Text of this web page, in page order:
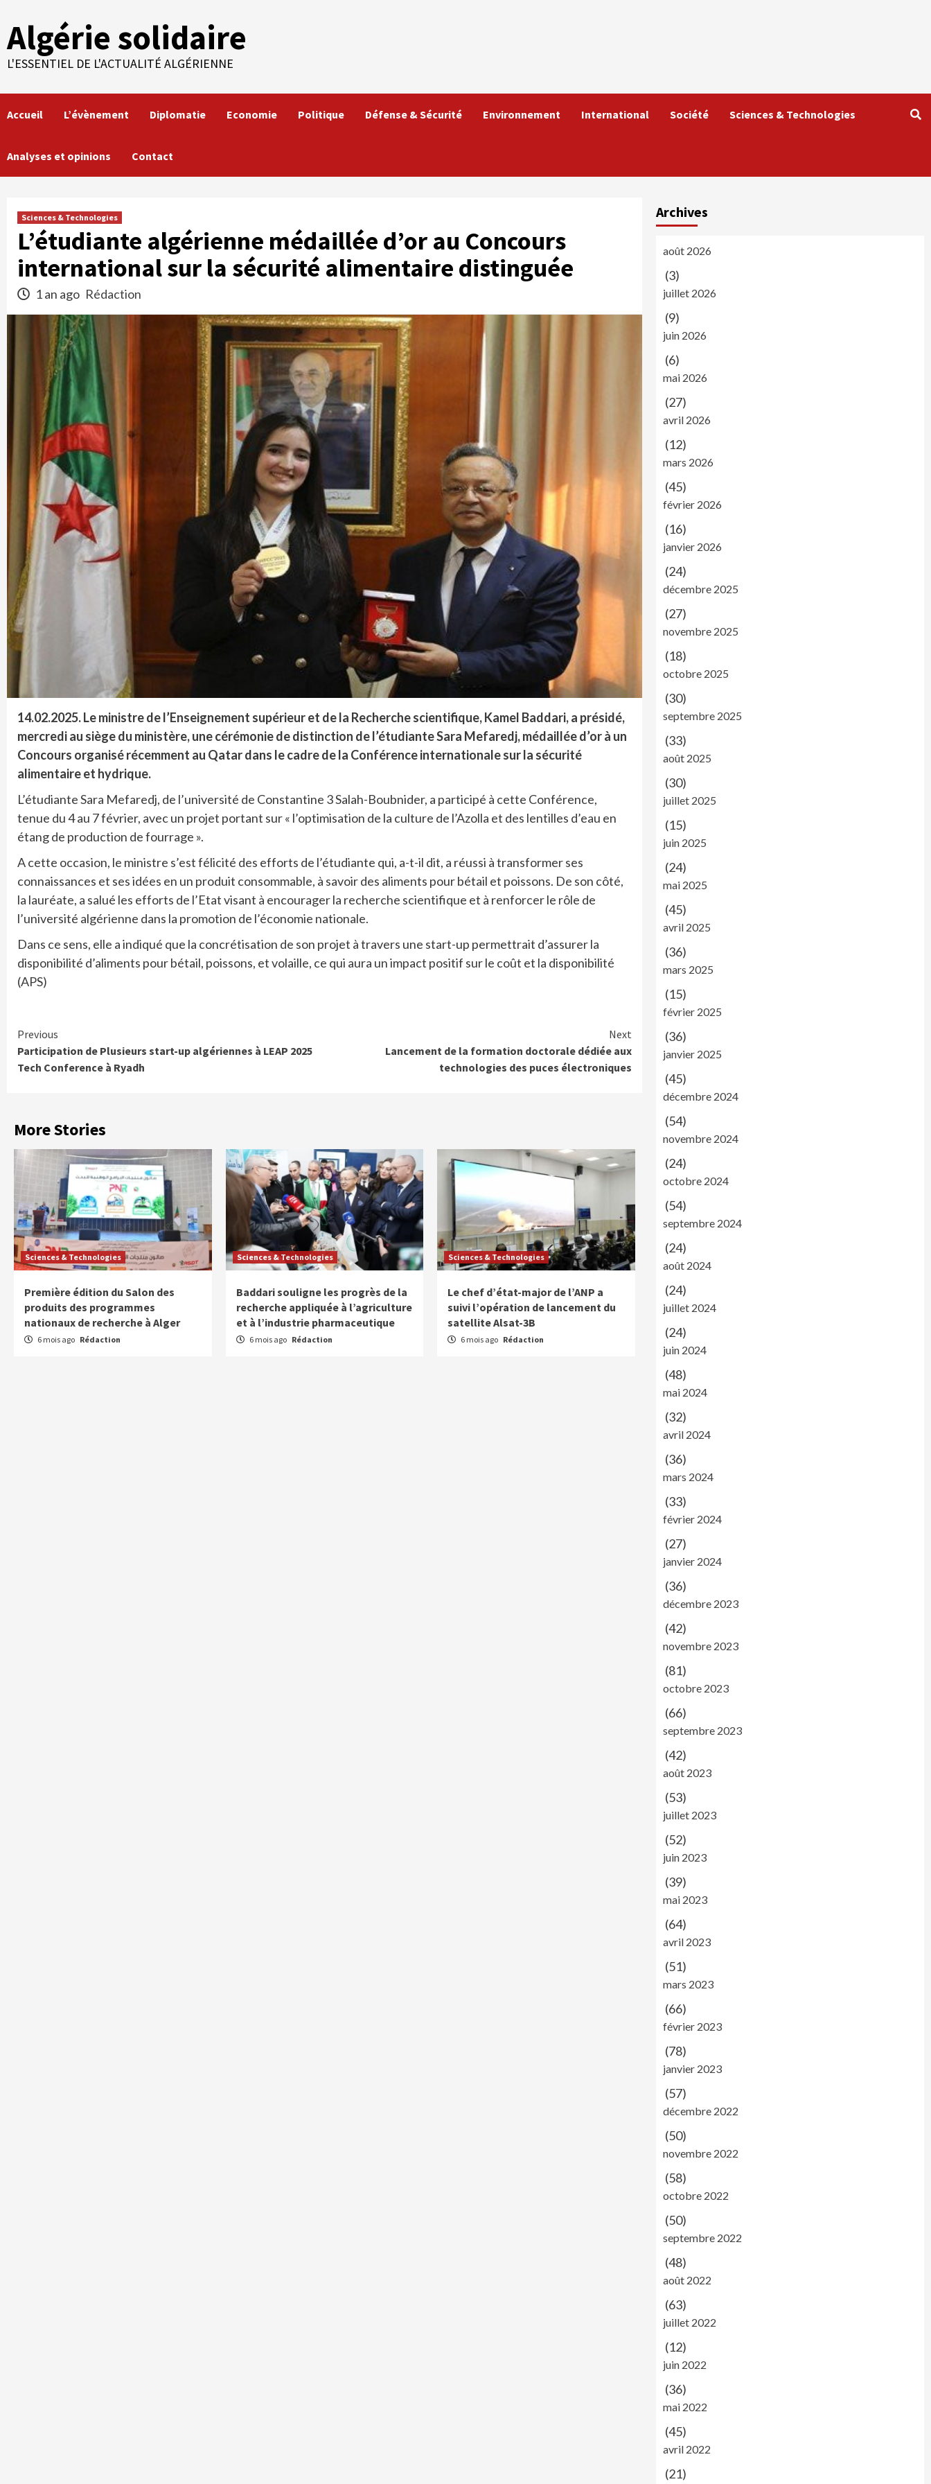
content
Algérie solidaire
L'ESSENTIEL DE L'ACTUALITÉ ALGÉRIENNE
Accueil L’évènement Diplomatie Economie Politique Défense & Sécurité Environnement International Société Sciences & Technologies
Analyses et opinions Contact
Sciences & Technologies
L’étudiante algérienne médaillée d’or au Concours
international sur la sécurité alimentaire distinguée
1 an ago Rédaction
14.02.2025.Le ministre de l’Enseignement supérieur et de la Recherche scientifique, Kamel Baddari, a présidé,
mercredi au siège du ministère, une cérémonie de distinction de l’étudiante Sara Mefaredj, médaillée d’or à un
Concours organisé récemment au Qatar dans le cadre de la Conférence internationale sur la sécurité
alimentaire et hydrique.
L’étudiante Sara Mefaredj, de l’université de Constantine 3 Salah-Boubnider, a participé à cette Conférence,
tenue du 4 au 7 février, avec un projet portant sur « l’optimisation de la culture de l’Azolla et des lentilles d’eau en
étang de production de fourrage ».
A cette occasion, le ministre s’est félicité des efforts de l’étudiante qui, a-t-il dit, a réussi à transformer ses
connaissances et ses idées en un produit consommable, à savoir des aliments pour bétail et poissons. De son côté,
la lauréate, a salué les efforts de l’Etat visant à encourager la recherche scientifique et à renforcer le rôle de
l’université algérienne dans la promotion de l’économie nationale.
Dans ce sens, elle a indiqué que la concrétisation de son projet à travers une start-up permettrait d’assurer la
disponibilité d’aliments pour bétail, poissons, et volaille, ce qui aura un impact positif sur le coût et la disponibilité
(APS)
Continue
Reading
Previous
Participation de Plusieurs start-up algériennes à LEAP 2025
Tech Conference à Ryadh
Next
Lancement de la formation doctorale dédiée aux
technologies des puces électroniques
More Stories
Sciences & Technologies
Première édition du Salon des
produits des programmes
nationaux de recherche à Alger
6 mois ago Rédaction
Sciences & Technologies
Baddari souligne les progrès de la
recherche appliquée à l’agriculture
et à l’industrie pharmaceutique
6 mois ago Rédaction
Sciences & Technologies
Le chef d’état-major de l’ANP a
suivi l’opération de lancement du
satellite Alsat-3B
6 mois ago Rédaction
Archives
août 2026
(3)
juillet 2026
(9)
juin 2026
(6)
mai 2026
(27)
avril 2026
(12)
mars 2026
(45)
février 2026
(16)
janvier 2026
(24)
décembre 2025
(27)
novembre 2025
(18)
octobre 2025
(30)
septembre 2025
(33)
août 2025
(30)
juillet 2025
(15)
juin 2025
(24)
mai 2025
(45)
avril 2025
(36)
mars 2025
(15)
février 2025
(36)
janvier 2025
(45)
décembre 2024
(54)
novembre 2024
(24)
octobre 2024
(54)
septembre 2024
(24)
août 2024
(24)
juillet 2024
(24)
juin 2024
(48)
mai 2024
(32)
avril 2024
(36)
mars 2024
(33)
février 2024
(27)
janvier 2024
(36)
décembre 2023
(42)
novembre 2023
(81)
octobre 2023
(66)
septembre 2023
(42)
août 2023
(53)
juillet 2023
(52)
juin 2023
(39)
mai 2023
(64)
avril 2023
(51)
mars 2023
(66)
février 2023
(78)
janvier 2023
(57)
décembre 2022
(50)
novembre 2022
(58)
octobre 2022
(50)
septembre 2022
(48)
août 2022
(63)
juillet 2022
(12)
juin 2022
(36)
mai 2022
(45)
avril 2022
(21)